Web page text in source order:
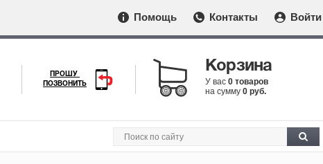
Помощь Контакты Войти
ПРОШУ
ПОЗВОНИТЬ
Корзина
У вас 0 товаров
на сумму 0 руб.